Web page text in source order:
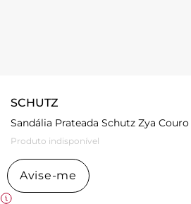
SCHUTZ
Sandália Prateada Schutz Zya Couro
Produto indisponível
Avise-me